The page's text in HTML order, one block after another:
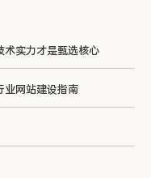
术实力才是甄选核心
业网站建设指南